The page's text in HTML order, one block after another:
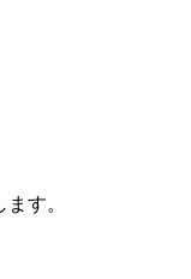
す。